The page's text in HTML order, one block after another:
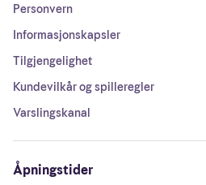
Personvern
Informasjonskapsler
Tilgjengelighet
Kundevilkår og spilleregler
Varslingskanal
Åpningstider